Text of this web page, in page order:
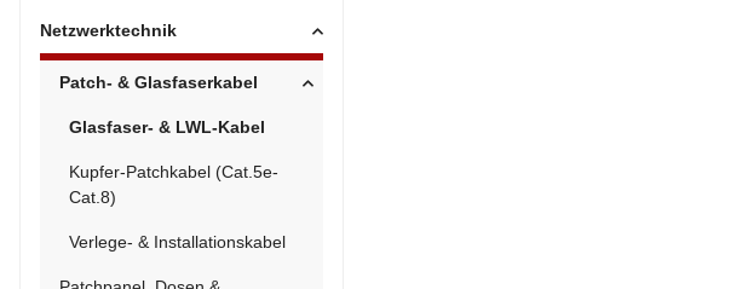
Netzwerktechnik
Patch- & Glasfaserkabel
Glasfaser- & LWL-Kabel
Kupfer-Patchkabel (Cat.5e-
Cat.8)
Verlege- & Installationskabel